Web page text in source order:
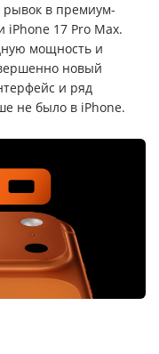
в премиум-
iPhone 17 Pro Max.
мощность и
новый
и ряд
не было в iPhone.